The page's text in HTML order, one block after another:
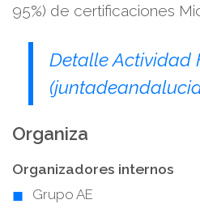
95%) de certificaciones
Detalle Actividad
Organiza
Organizadores internos
Grupo AE